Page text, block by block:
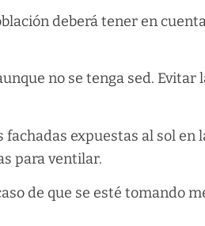
deberá tener en
no se tenga sed. Evitar
expuestas al sol en
para ventilar.
de que se esté tomando